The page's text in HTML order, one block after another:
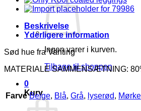
Ingen varer i kurven.
Tilbage til shoppen
0
Kurv
135
antal
Beskrivelse
Yderligere information
Sød hue fra Vanting
MATERIALE SAMMENSÆTNING:
Farve Beige, Blå, Grå, lyserød,